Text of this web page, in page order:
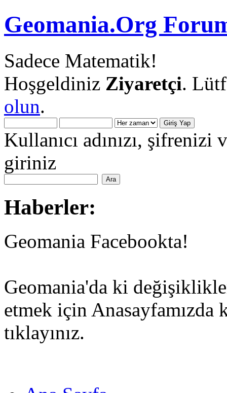
Geomania.Org
Sadece Matematik!
Hoşgeldiniz Ziyaretçi.
olun.
Kullanıcı adınızı,
giriniz
Haberler:
Geomania Facebookta!
Geomania'da ki
etmek için
tıklayınız.